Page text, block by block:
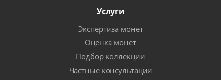
Услуги
Экспертиза монет
Оценка монет
Подбор коллекции
Частные консультации